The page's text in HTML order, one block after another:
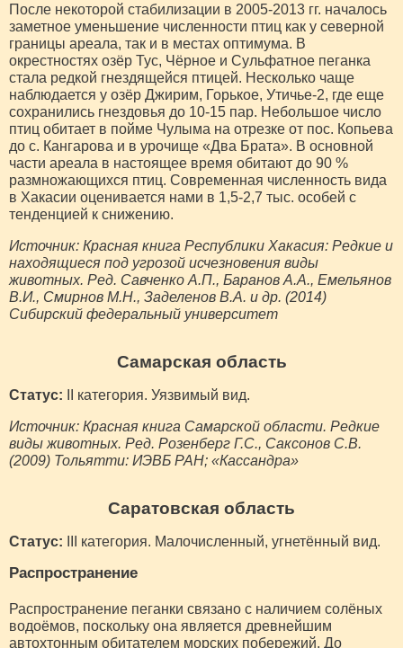
После некоторой стабилизации в 2005-2013 гг. началось
заметное уменьшение численности птиц как у северной
границы ареала, так и в местах оптимума. В
окрестностях озёр Тус, Чёрное и Сульфатное пеганка
стала редкой гнездящейся птицей. Несколько чаще
наблюдается у озёр Джирим, Горькое, Утичье-2, где еще
сохранились гнездовья до 10-15 пар. Небольшое число
птиц обитает в пойме Чулыма на отрезке от пос. Копьева
до с. Кангарова и в урочище «Два Брата». В основной
части ареала в настоящее время обитают до 90 %
размножающихся птиц. Современная численность вида
в Хакасии оценивается нами в 1,5-2,7 тыс. особей с
тенденцией к снижению.
Источник: Красная книга Республики Хакасия: Редкие и
находящиеся под угрозой исчезновения виды
животных. Ред. Савченко А.П., Баранов А.А., Емельянов
В.И., Смирнов М.Н., Заделенов В.А. и др. (2014)
Сибирский федеральный университет
Самарская область
Статус: II категория. Уязвимый вид.
Источник: Красная книга Самарской области. Редкие
виды животных. Ред. Розенберг Г.С., Саксонов С.В.
(2009) Тольятти: ИЭВБ РАН; «Кассандра»
Саратовская область
Статус: III категория. Малочисленный, угнетённый вид.
Распространение
Распространение пеганки связано с наличием солёных
водоёмов, поскольку она является древнейшим
автохтонным обитателем морских побережий. До